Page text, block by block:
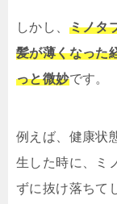
しかし、 ミノタ
髪が薄くなった
っと微妙です。
例えば、健康状
生した時に、ミ
ずに抜け落ちて